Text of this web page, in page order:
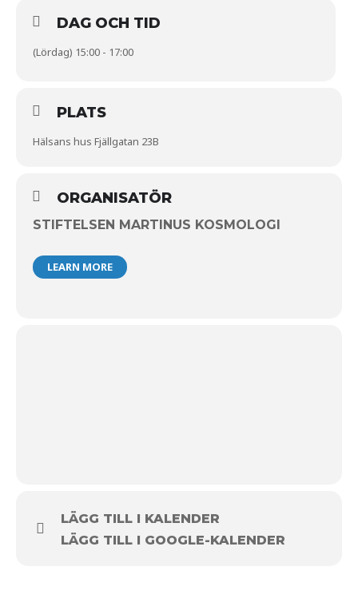
DAG OCH TID
(Lördag) 15:00 - 17:00
PLATS
Hälsans hus Fjällgatan 23B
ORGANISATÖR
STIFTELSEN MARTINUS KOSMOLOGI
LEARN MORE
LÄGG TILL I KALENDER
LÄGG TILL I GOOGLE-KALENDER